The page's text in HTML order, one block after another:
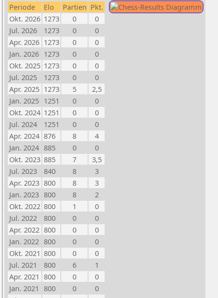
Periode Elo Partien Pkt.
Okt. 2026 1273 0
0
Jul. 2026
1273 0
0
Apr. 2026 1273 0
0
Jan. 2026 1273 0
0
Okt. 2025 1273 0
0
Jul. 2025
1273 0
0
Apr. 2025 1273 5
2,5
Jan. 2025 1251 0
0
Okt. 2024 1251 0
0
Jul. 2024
1251 0
0
Apr. 2024 876 8
4
Jan. 2024 885 0
0
Okt. 2023 885 7
3,5
Jul. 2023
840 8
3
Apr. 2023 800 8
3
Jan. 2023 800 8
2
Okt. 2022 800 1
0
Jul. 2022
800 0
0
Apr. 2022 800 0
0
Jan. 2022 800 0
0
Okt. 2021 800 0
0
Jul. 2021
800 6
1
Apr. 2021 800 0
0
Jan. 2021 800 0
0